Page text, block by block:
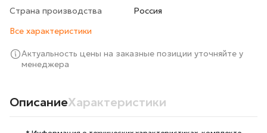
Страна производства
Росcия
Все характеристики
Актуальность цены на заказные позиции уточняйте у
менеджера
ОписаниеХарактеристики